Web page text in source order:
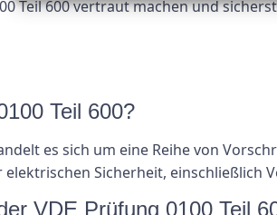
Teil 600 vertraut machen und
Teil 600?
es sich um eine Reihe von
Sicherheit, einschließlich
VDE Prüfung 0100 Teil